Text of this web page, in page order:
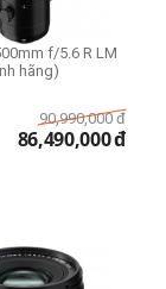
f/5.6 R LM
hãng)
90,990,000 đ
86,490,000đ